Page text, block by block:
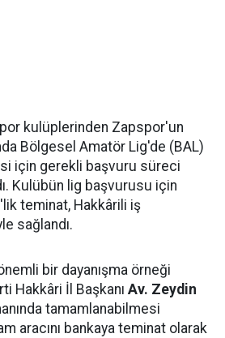
kulüplerinden Zapspor'un
Bölgesel Amatör Lig'de (BAL)
için gerekli başvuru süreci
Kulübün lig başvurusu için
teminat, Hakkârili iş
sağlandı.
bir dayanışma örneği
Hakkâri İl Başkanı Av. Zeydin
tamamlanabilmesi
aracını bankaya teminat olarak